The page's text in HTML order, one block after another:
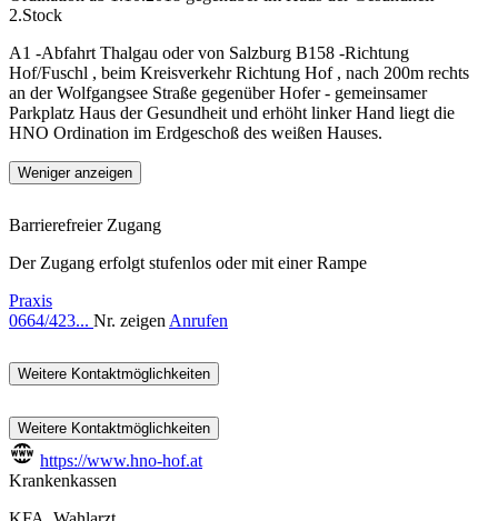
2.Stock
A1 -Abfahrt Thalgau oder von Salzburg B158 -Richtung
Hof/Fuschl , beim Kreisverkehr Richtung Hof , nach 200m rechts
an der Wolfgangsee Straße gegenüber Hofer - gemeinsamer
Parkplatz Haus der Gesundheit und erhöht linker Hand liegt die
HNO Ordination im Erdgeschoß des weißen Hauses.
Weniger anzeigen
Barrierefreier Zugang
Der Zugang erfolgt stufenlos oder mit einer Rampe
Praxis
0664/423... Nr. zeigen Anrufen
Weitere Kontaktmöglichkeiten
Weitere Kontaktmöglichkeiten
https://www.hno-hof.at
Krankenkassen